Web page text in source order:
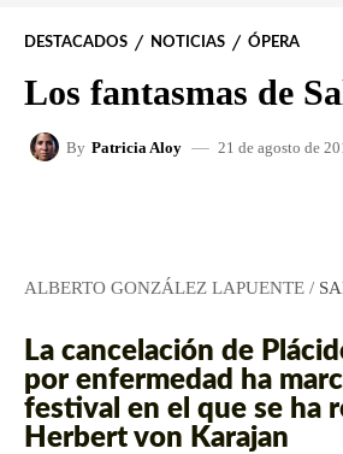
DESTACADOS NOTICIAS ÓPERA
Los fantasmas de
By Patricia Aloy 21 de agosto de
ALBERTO GONZÁLEZ LAPUENTE /
La cancelación de
por enfermedad ha
festival en el que se ha
Herbert von Karajan